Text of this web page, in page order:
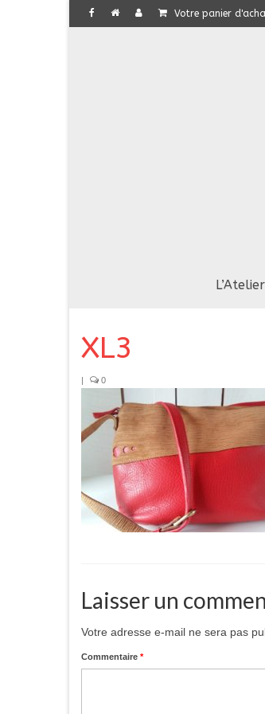
Votre panier
L’Atelier
XL3
| 0
Laisser un
Votre adresse e-mail ne sera pas
Commentaire *